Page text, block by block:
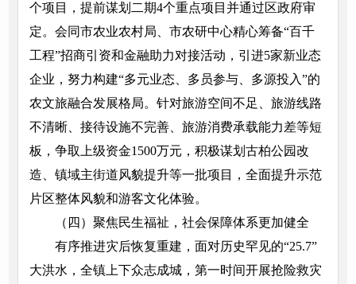
个项目，提前谋划二期4个重点项目并通过区政府审
定。会同市农业农村局、市农研中心精心筹备“百千
工程”招商引资和金融助力对接活动，引进5家新业态
企业，努力构建“多元业态、多员参与、多源投入”的
农文旅融合发展格局。针对旅游空间不足、旅游线路
不清晰、接待设施不完善、旅游消费承载能力差等短
板，争取上级资金1500万元，积极谋划古柏公园改
造、镇域主街道风貌提升等一批项目，全面提升示范
片区整体风貌和游客文化体验。
（四）聚焦民生福祉，社会保障体系更加健全
有序推进灾后恢复重建，面对历史罕见的“25.7”
大洪水，全镇上下众志成城，第一时间开展抢险救灾